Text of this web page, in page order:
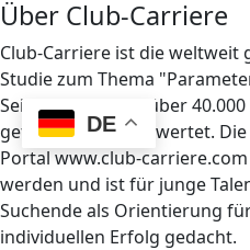
DE
Über Club-Carriere
Club-Carriere ist die weltweit
Studie zum Thema
Seit 1997 wurden über
geführt und ausgewertet.
Portal www.club-
werden und ist für junge
Suchende als Orientierung
individuellen Erfolg gedacht.